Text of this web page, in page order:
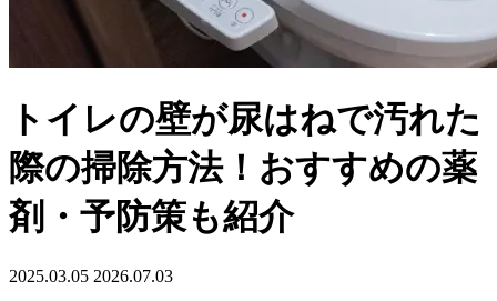
トイレの壁が尿はねで汚れた
際の掃除方法！おすすめの薬
剤・予防策も紹介
2025.03.05 2026.07.03